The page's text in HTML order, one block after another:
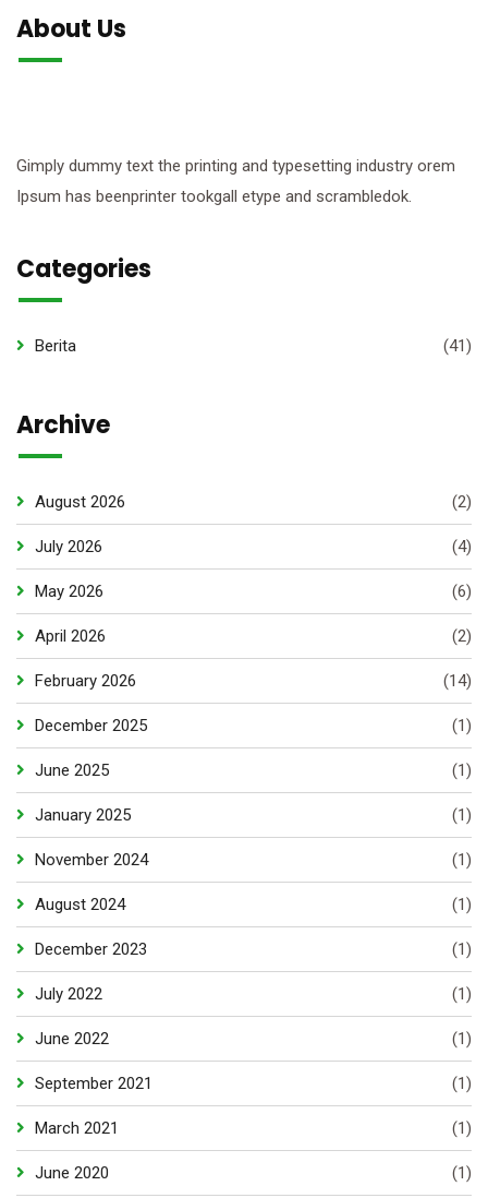
About Us
Gimply dummy text the printing and typesetting industry orem
Ipsum has beenprinter tookgall etype and scrambledok.
Categories
Berita (41)
Archive
August 2026 (2)
July 2026 (4)
May 2026 (6)
April 2026 (2)
February 2026 (14)
December 2025 (1)
June 2025 (1)
January 2025 (1)
November 2024 (1)
August 2024 (1)
December 2023 (1)
July 2022 (1)
June 2022 (1)
September 2021 (1)
March 2021 (1)
June 2020 (1)